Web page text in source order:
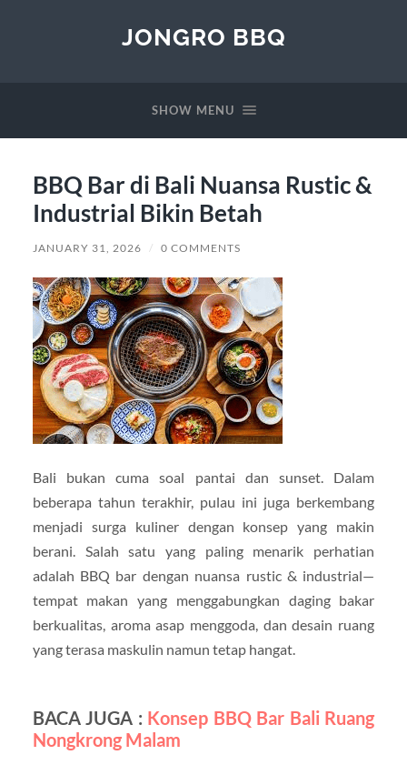
JONGRO BBQ
SHOW MENU
BBQ Bar di Bali Nuansa Rustic &
Industrial Bikin Betah
JANUARY 31, 2026 / 0 COMMENTS
Bali bukan cuma soal pantai dan sunset. Dalam
beberapa tahun terakhir, pulau ini juga berkembang
menjadi surga kuliner dengan konsep yang makin
berani. Salah satu yang paling menarik perhatian
adalah BBQ bar dengan nuansa rustic & industrial—
tempat makan yang menggabungkan daging bakar
berkualitas, aroma asap menggoda, dan desain ruang
yang terasa maskulin namun tetap hangat.
BACA JUGA : Konsep BBQ Bar Bali Ruang
Nongkrong Malam